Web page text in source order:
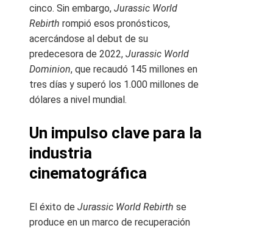
cinco. Sin embargo, Jurassic World
Rebirth rompió esos pronósticos,
acercándose al debut de su
predecesora de 2022, Jurassic World
Dominion, que recaudó 145 millones en
tres días y superó los 1.000 millones de
dólares a nivel mundial.
Un impulso clave para la
industria
cinematográfica
El éxito de Jurassic World Rebirth se
produce en un marco de recuperación